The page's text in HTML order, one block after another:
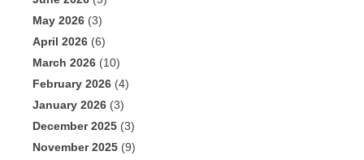
May 2026 (3)
April 2026 (6)
March 2026 (10)
February 2026 (4)
January 2026 (3)
December 2025 (3)
November 2025 (9)